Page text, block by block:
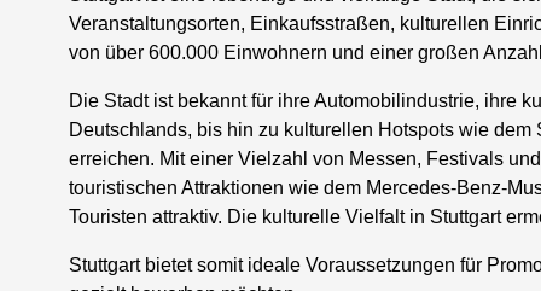
Veranstaltungsorten, Einkaufsstraßen, kulturellen
von über 600.000 Einwohnern und einer großen
Die Stadt ist bekannt für ihre Automobilindustrie, ihre
Deutschlands, bis hin zu kulturellen Hotspots wie
erreichen. Mit einer Vielzahl von Messen, Festivals
touristischen Attraktionen wie dem Mercedes-Benz-
Touristen attraktiv. Die kulturelle Vielfalt in Stuttgart
Stuttgart bietet somit ideale Voraussetzungen für